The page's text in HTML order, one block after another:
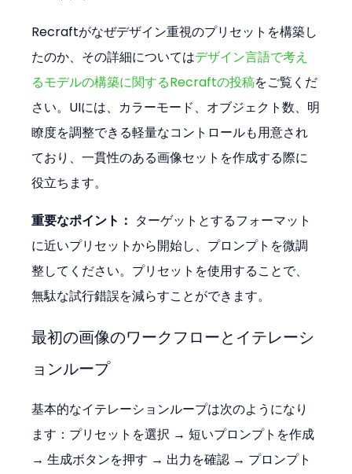
Recraftがなぜデザイン重視のプリセットを構築し
たのか、その詳細についてはデザイン言語で考え
るモデルの構築に関するRecraftの投稿をご覧くだ
さい。UIには、カラーモード、オブジェクト数、明
瞭度を調整できる軽量なコントロールも用意され
ており、一貫性のある画像セットを作成する際に
役立ちます。
重要なポイント： ターゲットとするフォーマット
に近いプリセットから開始し、プロンプトを微調
整してください。プリセットを使用することで、
無駄な試行錯誤を減らすことができます。
最初の画像のワークフローとイテレーシ
ョンループ
基本的なイテレーションループは次のようになり
ます：プリセットを選択 → 短いプロンプトを作成
→ 生成ボタンを押す → 出力を確認 → プロンプト